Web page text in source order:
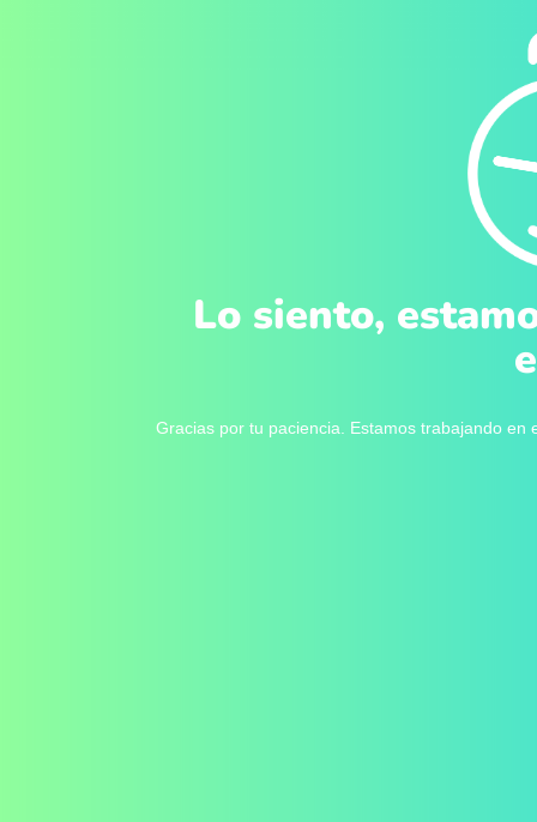
Lo siento,
Gracias por tu paciencia. Estamos trabajando en